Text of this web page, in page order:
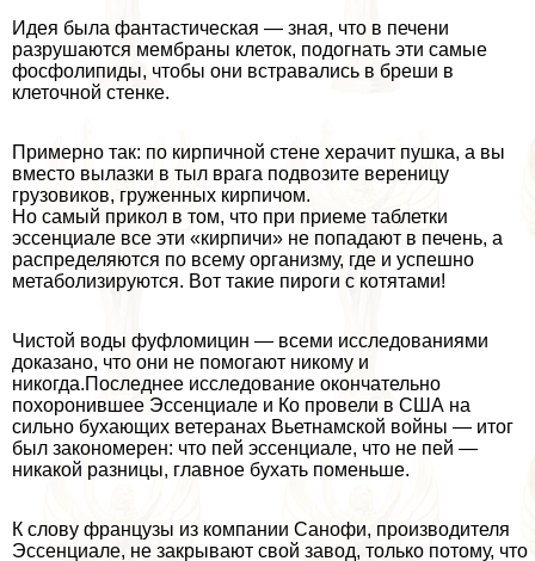
Идея была фантастическая — зная, что в печени
разрушаются мембраны клеток, подогнать эти самые
фосфолипиды, чтобы они встравались в бреши в
клеточной стенке.
Примерно так: по кирпичной стене херачит пушка, а вы
вместо вылазки в тыл врага подвозите вереницу
грузовиков, груженных кирпичом.
Но самый прикол в том, что при приеме таблетки
эссенциале все эти «кирпичи» не попадают в печень, а
распределяются по всему организму, где и успешно
метаболизируются. Вот такие пироги с котятами!
Чистой воды фуфломицин — всеми исследованиями
доказано, что они не помогают никому и
никогда.Последнее исследование окончательно
похоронившее Эссенциале и Ко провели в США на
сильно бухающих ветеранах Вьетнамской войны — итог
был закономерен: что пей эссенциале, что не пей —
никакой разницы, главное бухать поменьше.
К слову французы из компании Санофи, производителя
Эссенциале, не закрывают свой завод, только потому, что